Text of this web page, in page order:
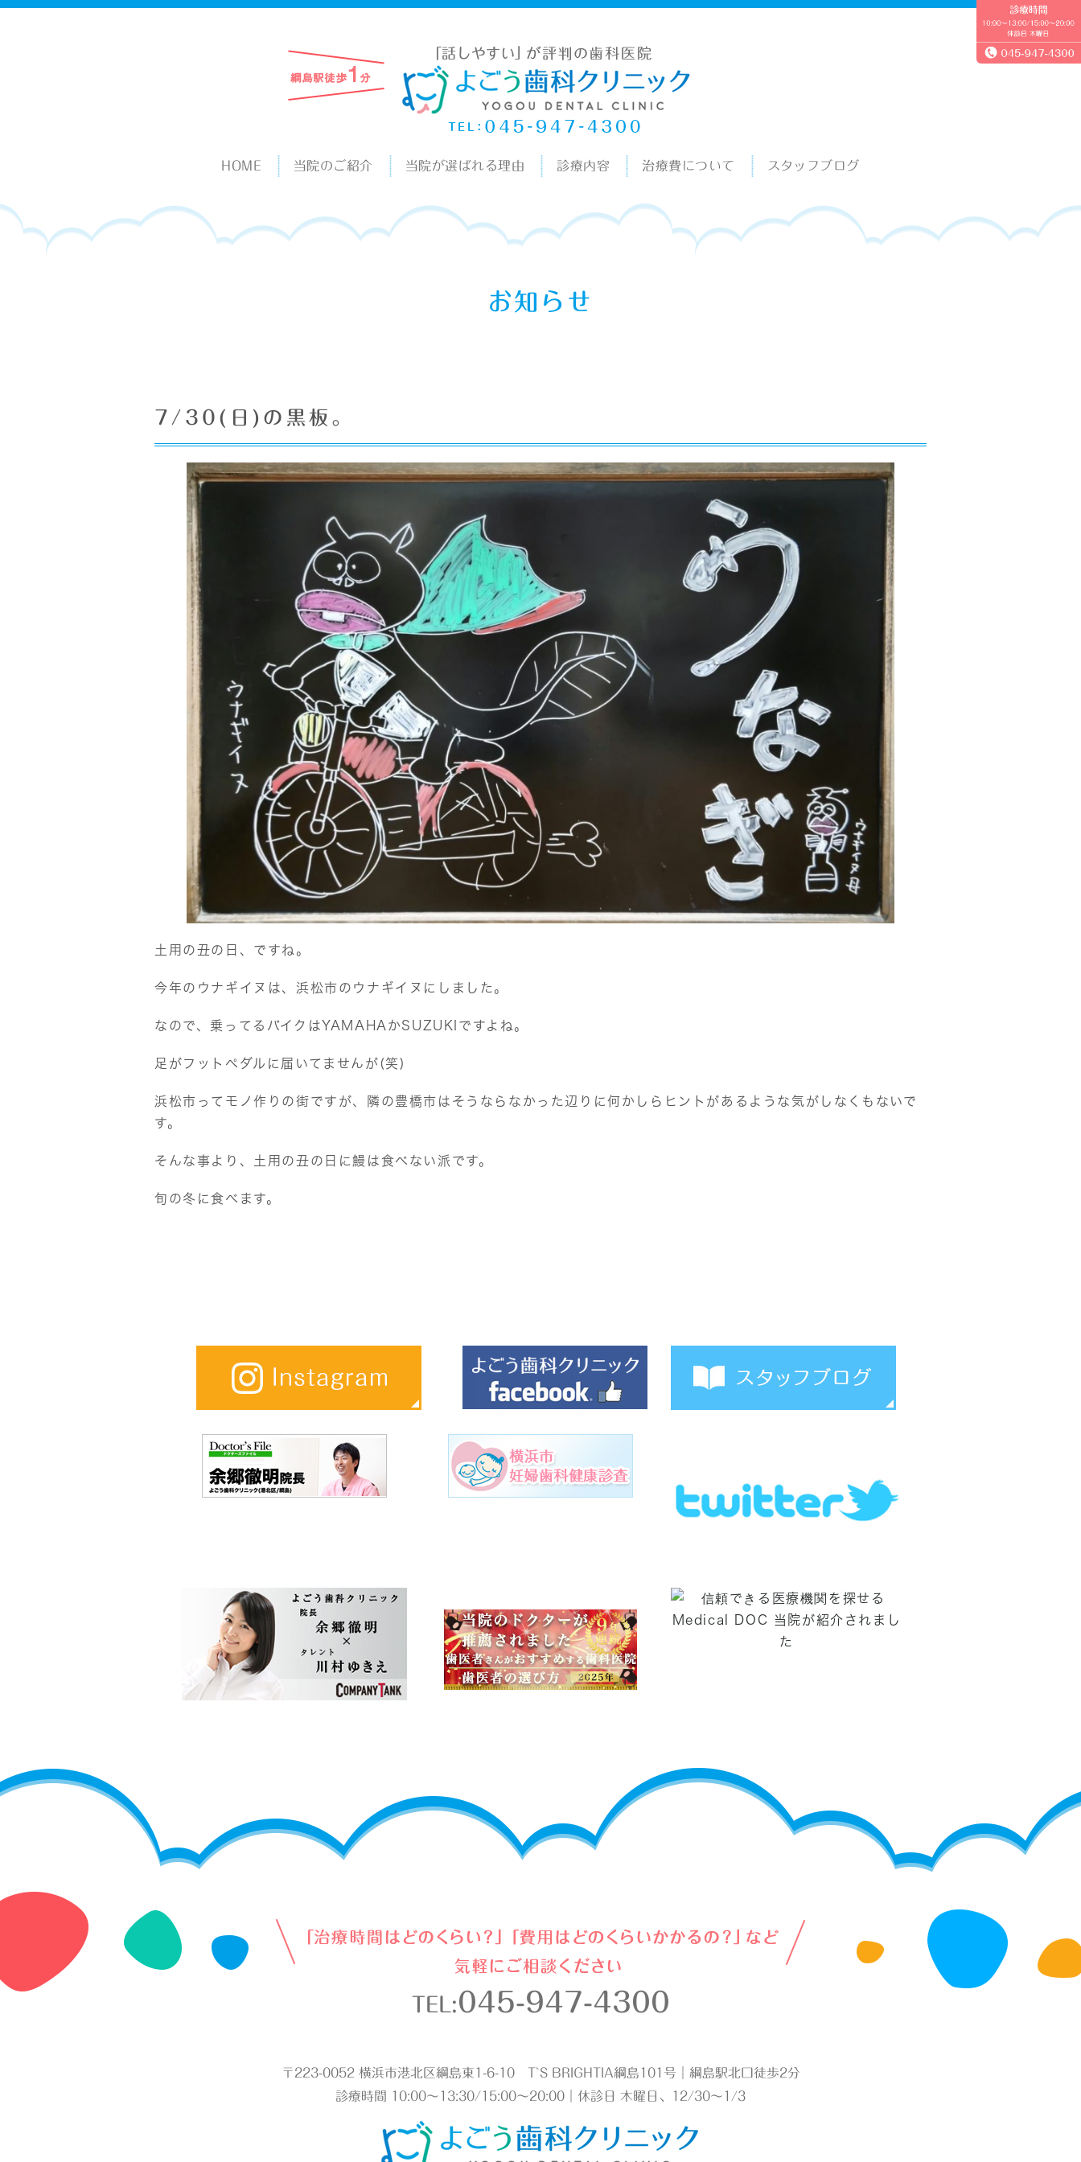
HOME 当院のご紹介 当院が選ばれる理由 診療内容 治療費について スタッフブログ
お知らせ
7/30(日)の黒板。
土用の丑の日、ですね。
今年のウナギイヌは、浜松市のウナギイヌにしました。
なので、乗ってるバイクはYAMAHAかSUZUKIですよね。
足がフットペダルに届いてませんが(笑)
浜松市ってモノ作りの街ですが、隣の豊橋市はそうならなかった辺りに何かしらヒントがあるような気がしなくもないで
す。
そんな事より、土用の丑の日に鰻は食べない派です。
旬の冬に食べます。
TEL:045-947-4300
〒223-0052 横浜市港北区綱島東1-6-10 T`S BRIGHTIA綱島101号｜綱島駅北口徒歩2分
診療時間 10:00～13:30/15:00～20:00｜休診日 木曜日、12/30～1/3